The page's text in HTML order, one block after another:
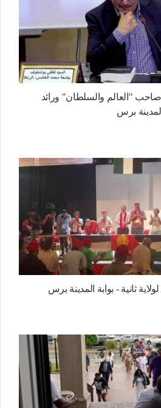
"العالم والسلطان" ورائد
المدينة برس
ثانية - بوابة المدينة برس